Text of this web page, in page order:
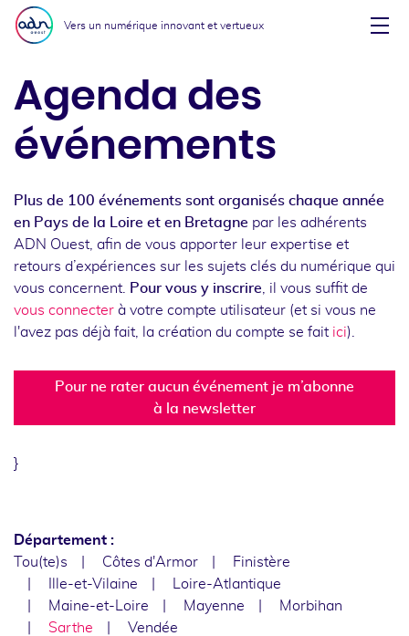
Aller au menu
Aller au contenu
Vers un numérique innovant et vertueux
Agenda des
événements
Plus de 100 événements sont organisés chaque année
en Pays de la Loire et en Bretagne par les adhérents
ADN Ouest, afin de vous apporter leur expertise et
retours d’expériences sur les sujets clés du numérique qui
vous concernent.
Pour vous y inscrire , il vous suffit de
vous connecter à votre compte utilisateur (et si vous ne
l'avez pas déjà fait, la création du compte se fait ici).
Pour ne rater aucun événement je m’abonne
à la newsletter
}
Département :
Tou(te)s
Côtes d'Armor
Finistère
Ille-et-Vilaine
Loire-Atlantique
Maine-et-Loire
Mayenne
Morbihan
Sarthe
Vendée